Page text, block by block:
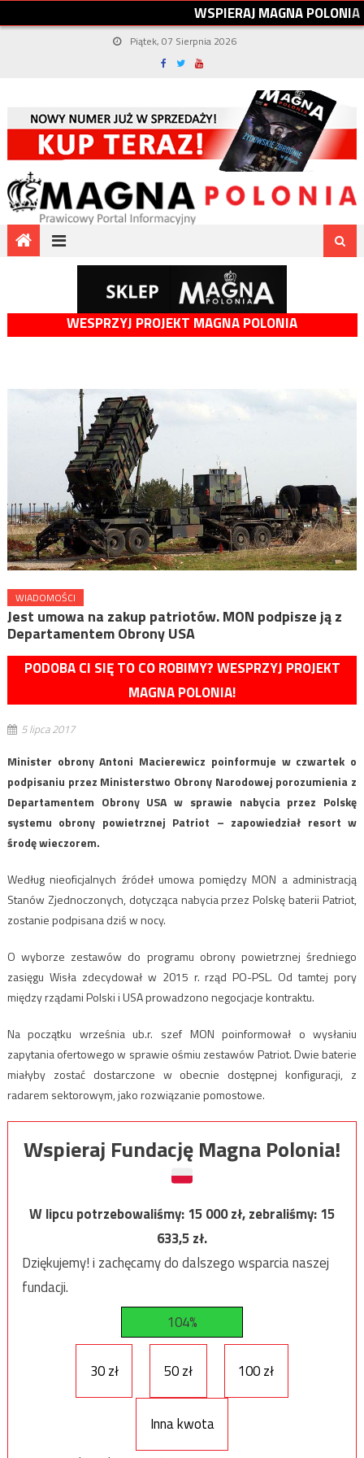
WSPIERAJMAGNAPOLONIA
Piątek, 07 Sierpnia 2026
WESPRZYJ PROJEKT MAGNA POLONIA
WIADOMOŚCI
Jest umowa na zakup patriotów. MON podpisze ją z
Departamentem Obrony USA
PODOBA CI SIĘ TO CO ROBIMY? WESPRZYJ PROJEKT
MAGNA POLONIA!
5 lipca 2017
Minister obrony Antoni Macierewicz poinformuje w czwartek o
podpisaniu przez Ministerstwo Obrony Narodowej porozumienia z
Departamentem Obrony USA w sprawie nabycia przez Polskę
systemu obrony powietrznej Patriot – zapowiedział resort w
środę wieczorem.
Według nieoficjalnych źródeł umowa pomiędzy MON a administracją
Stanów Zjednoczonych, dotycząca nabycia przez Polskę baterii Patriot,
zostanie podpisana dziś w nocy.
O wyborze zestawów do programu obrony powietrznej średniego
zasięgu Wisła zdecydował w 2015 r. rząd PO-PSL. Od tamtej pory
między rządami Polski i USA prowadzono negocjacje kontraktu.
Na początku września ub.r. szef MON poinformował o wysłaniu
zapytania ofertowego w sprawie ośmiu zestawów Patriot. Dwie baterie
miałyby zostać dostarczone w obecnie dostępnej konfiguracji, z
radarem sektorowym, jako rozwiązanie pomostowe.
Wspieraj Fundację Magna Polonia!
W lipcu potrzebowaliśmy:15 000zł, zebraliśmy:15
633,5zł.
Dziękujemy! i zachęcamy do dalszego wsparcia naszej
fundacji.
104%
30 zł 50 zł 100 zł
Inna kwota